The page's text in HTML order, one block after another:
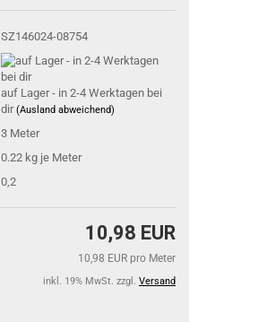
SZ146024-08754
auf Lager - in 2-4 Werktagen bei
dir(Ausland abweichend)
3 Meter
0.22 kg je Meter
0,2
10,98 EUR
10,98 EUR pro Meter
inkl. 19% MwSt. zzgl. Versand